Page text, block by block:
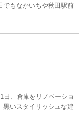
でもなかいちや秋田駅前
日、倉庫をリノベーショ
黒いスタイリッシュな建